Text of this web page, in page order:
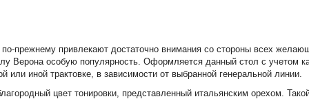
прежнему привлекают достаточно внимания со стороны всех
Верона особую популярность. Оформляется данный стол с учетом
или иной трактовке, в зависимости от выбранной генеральной линии.
цвет тонировки, представленный итальянским орехом.